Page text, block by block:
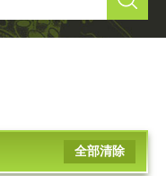
全部清除